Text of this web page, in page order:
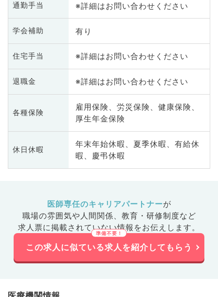
通勤手当 ※詳細はお問い合わせください
学会補助 有り
住宅手当 ※詳細はお問い合わせください
退職金 ※詳細はお問い合わせください
各種保険
雇用保険、労災保険、健康保険、
厚生年金保険
休日休暇
年末年始休暇、夏季休暇、有給休
暇、慶弔休暇
医師専任のキャリアパートナーが
職場の雰囲気や人間関係、 教育・研修制度など
求人票に掲載されていない情報をお伝えします。
この求人に似ている求人を紹介してもらう